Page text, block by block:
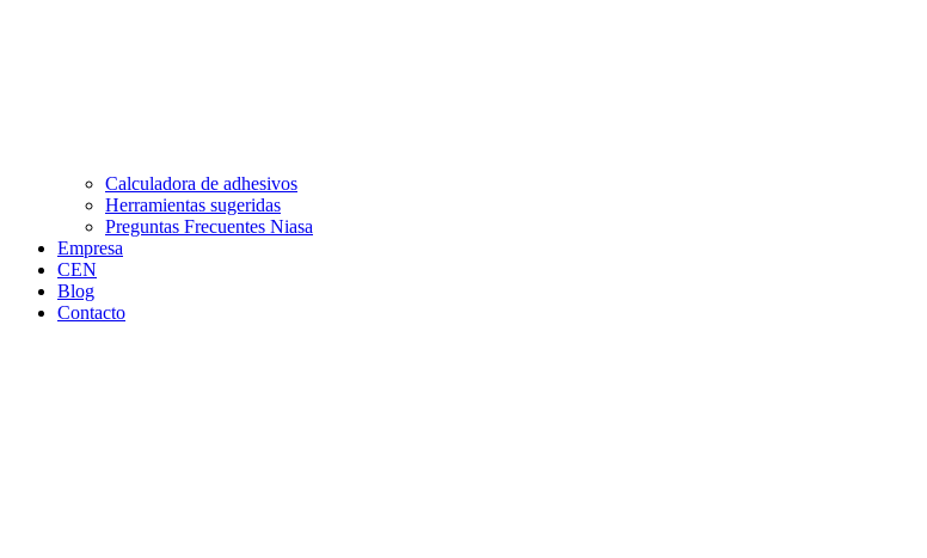
Calculadora de adhesivos
Herramientas sugeridas
Preguntas Frecuentes Niasa
Empresa
CEN
Blog
Contacto